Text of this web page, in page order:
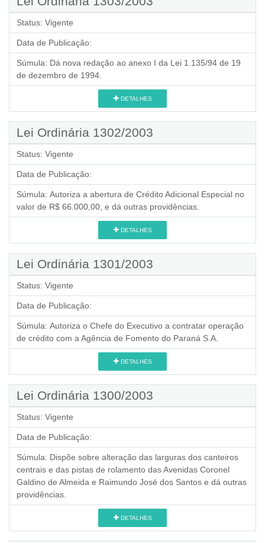
Status: Vigente
Data de Publicação:
Súmula: Dá nova redação ao anexo I da Lei 1.135/94 de 19
de dezembro de 1994.
DETALHES
Lei Ordinária 1302/2003
Status: Vigente
Data de Publicação:
Súmula: Autoriza a abertura de Crédito Adicional Especial no
valor de R$ 66.000,00, e dá outras providências.
DETALHES
Lei Ordinária 1301/2003
Status: Vigente
Data de Publicação:
Súmula: Autoriza o Chefe do Executivo a contratar operação
de crédito com a Agência de Fomento do Paraná S.A.
DETALHES
Lei Ordinária 1300/2003
Status: Vigente
Data de Publicação:
Súmula: Dispõe sobre alteração das larguras dos canteiros
centrais e das pistas de rolamento das Avenidas Coronel
Galdino de Almeida e Raimundo José dos Santos e dá outras
providências.
DETALHES